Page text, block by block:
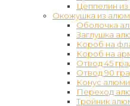
Цеппелин из
Окожушка из
Оболочка
Заглушка
Короб на
Короб на
Отвод 45
Отвод 90
Конус
Переход
Тройник